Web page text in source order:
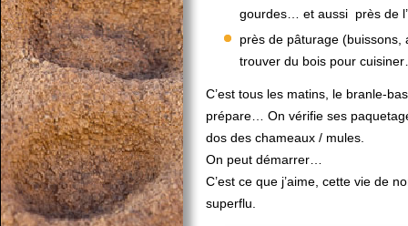
gourdes… et aussi près de
près de pâturage
trouver du bois pour
C’est tous les matins, le branle-
prépare… On vérifie ses
dos des chameaux / mules.
On peut démarrer…
C’est ce que j’aime, cette vie de
superflu.